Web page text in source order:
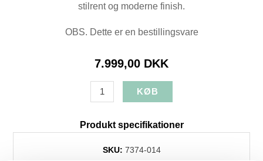
stilrent og moderne finish.
OBS. Dette er en bestillingsvare
7.999,00 DKK
Produkt specifikationer
SKU: 7374-014